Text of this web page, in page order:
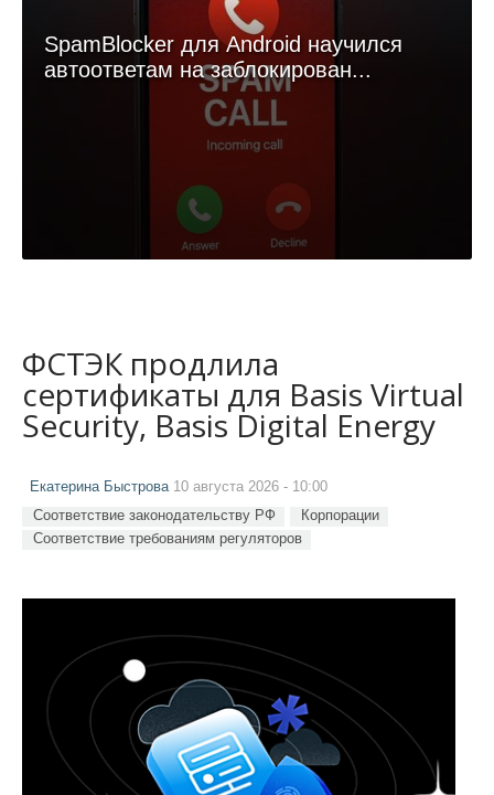
SpamBlocker для Android научился
автоответам на заблокирован...
ФСТЭК продлила
сертификаты для Basis Virtual
Security, Basis Digital Energy
Екатерина Быстрова 10 августа 2026 - 10:00
Соответствие законодательству РФ
Корпорации
Соответствие требованиям регуляторов